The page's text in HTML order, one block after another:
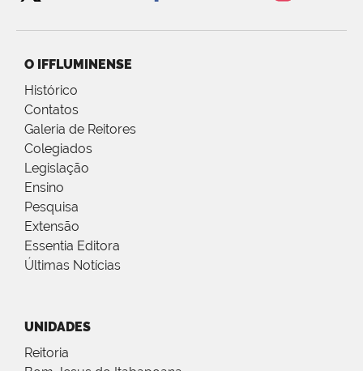
O IFFLUMINENSE
Histórico
Contatos
Galeria de Reitores
Colegiados
Legislação
Ensino
Pesquisa
Extensão
Essentia Editora
Últimas Notícias
UNIDADES
Reitoria